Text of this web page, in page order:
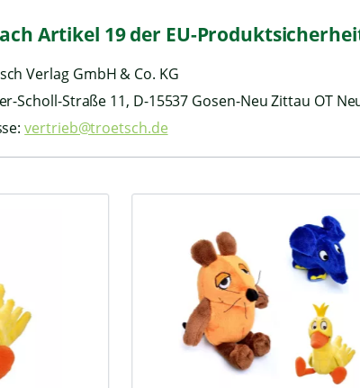
Artikel 19 der EU-
Verlag GmbH & Co. KG
Scholl-Straße 11, D-15537 Gosen-Neu Zittau OT
vertrieb@troetsch.de